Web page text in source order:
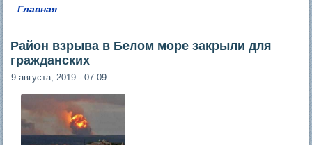
Главная
Район взрыва в Белом море закрыли для
гражданских
9 августа, 2019 - 07:09